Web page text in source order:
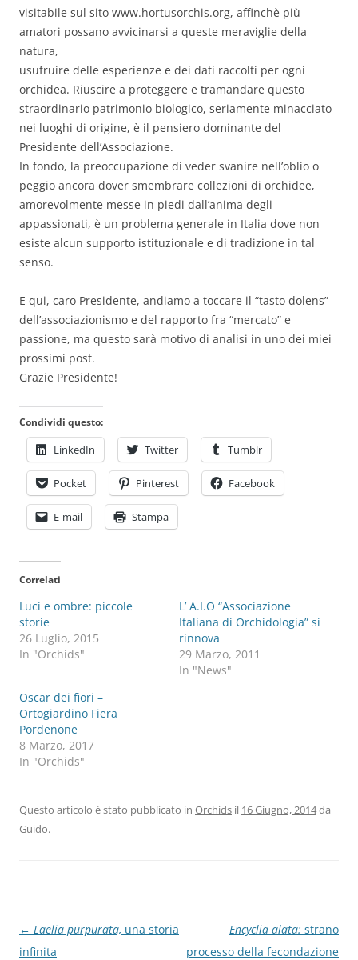
visitabile sul sito www.hortusorchis.org, affinchè più
amatori possano avvicinarsi a queste meraviglie della
natura,
usufruire delle esperienze e dei dati raccolti per ogni
orchidea. Riuscire a proteggere e tramandare questo
straordinario patrimonio biologico, seriamente minacciato
nei luoghi di origine, è il pensiero dominante del
Presidente dell’Associazione.
In fondo, la preoccupazione di veder svanire nell’oblio o
peggio ancora dover smembrare collezioni di orchidee,
amorevolmente messe in piedi dall’anima degli
appassionati, è un problema generale in Italia dove non
esiste alcun supporto istituzionale e di tradizione in tal
senso.
E qui, caro Presidente, andiamo a toccare il “tasto dolens”
dell’associazionismo e del rapporto fra “mercato” e
passione, ma questo sarà motivo di analisi in uno dei miei
prossimi post.
Grazie Presidente!
Condividi questo:
LinkedIn Twitter Tumblr
Pocket Pinterest Facebook
E-mail Stampa
Correlati
Luci e ombre: piccole
storie
26 Luglio, 2015
In "Orchids"
L’ A.I.O “Associazione
Italiana di Orchidologia” si
rinnova
29 Marzo, 2011
In "News"
Oscar dei fiori –
Ortogiardino Fiera
Pordenone
8 Marzo, 2017
In "Orchids"
Questo articolo è stato pubblicato in Orchids il 16 Giugno, 2014da
Guido.
Navigazione
articolo
← Laelia purpurata, una storia
infinita
Encyclia alata: strano
processo della fecondazione